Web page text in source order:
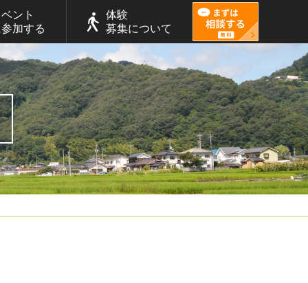
ント
加する
体験
募集について